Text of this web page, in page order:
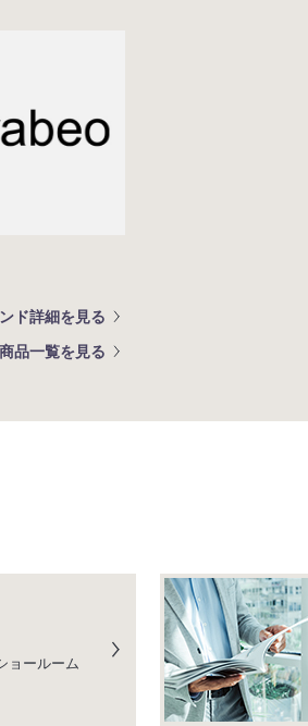
ド詳細を見る
品一覧を見る
ョールーム